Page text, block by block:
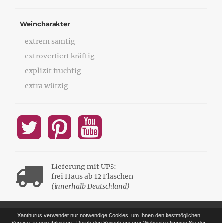
Weincharakter
extrem samtig
extrovertiert kräftig
explizit fruchtig
extra würzig
Lieferung mit UPS:
frei Haus ab 12 Flaschen
(innerhalb Deutschland)
Xanthurus verwendet nur notwendige Cookies, um Ihnen den bestmöglichen